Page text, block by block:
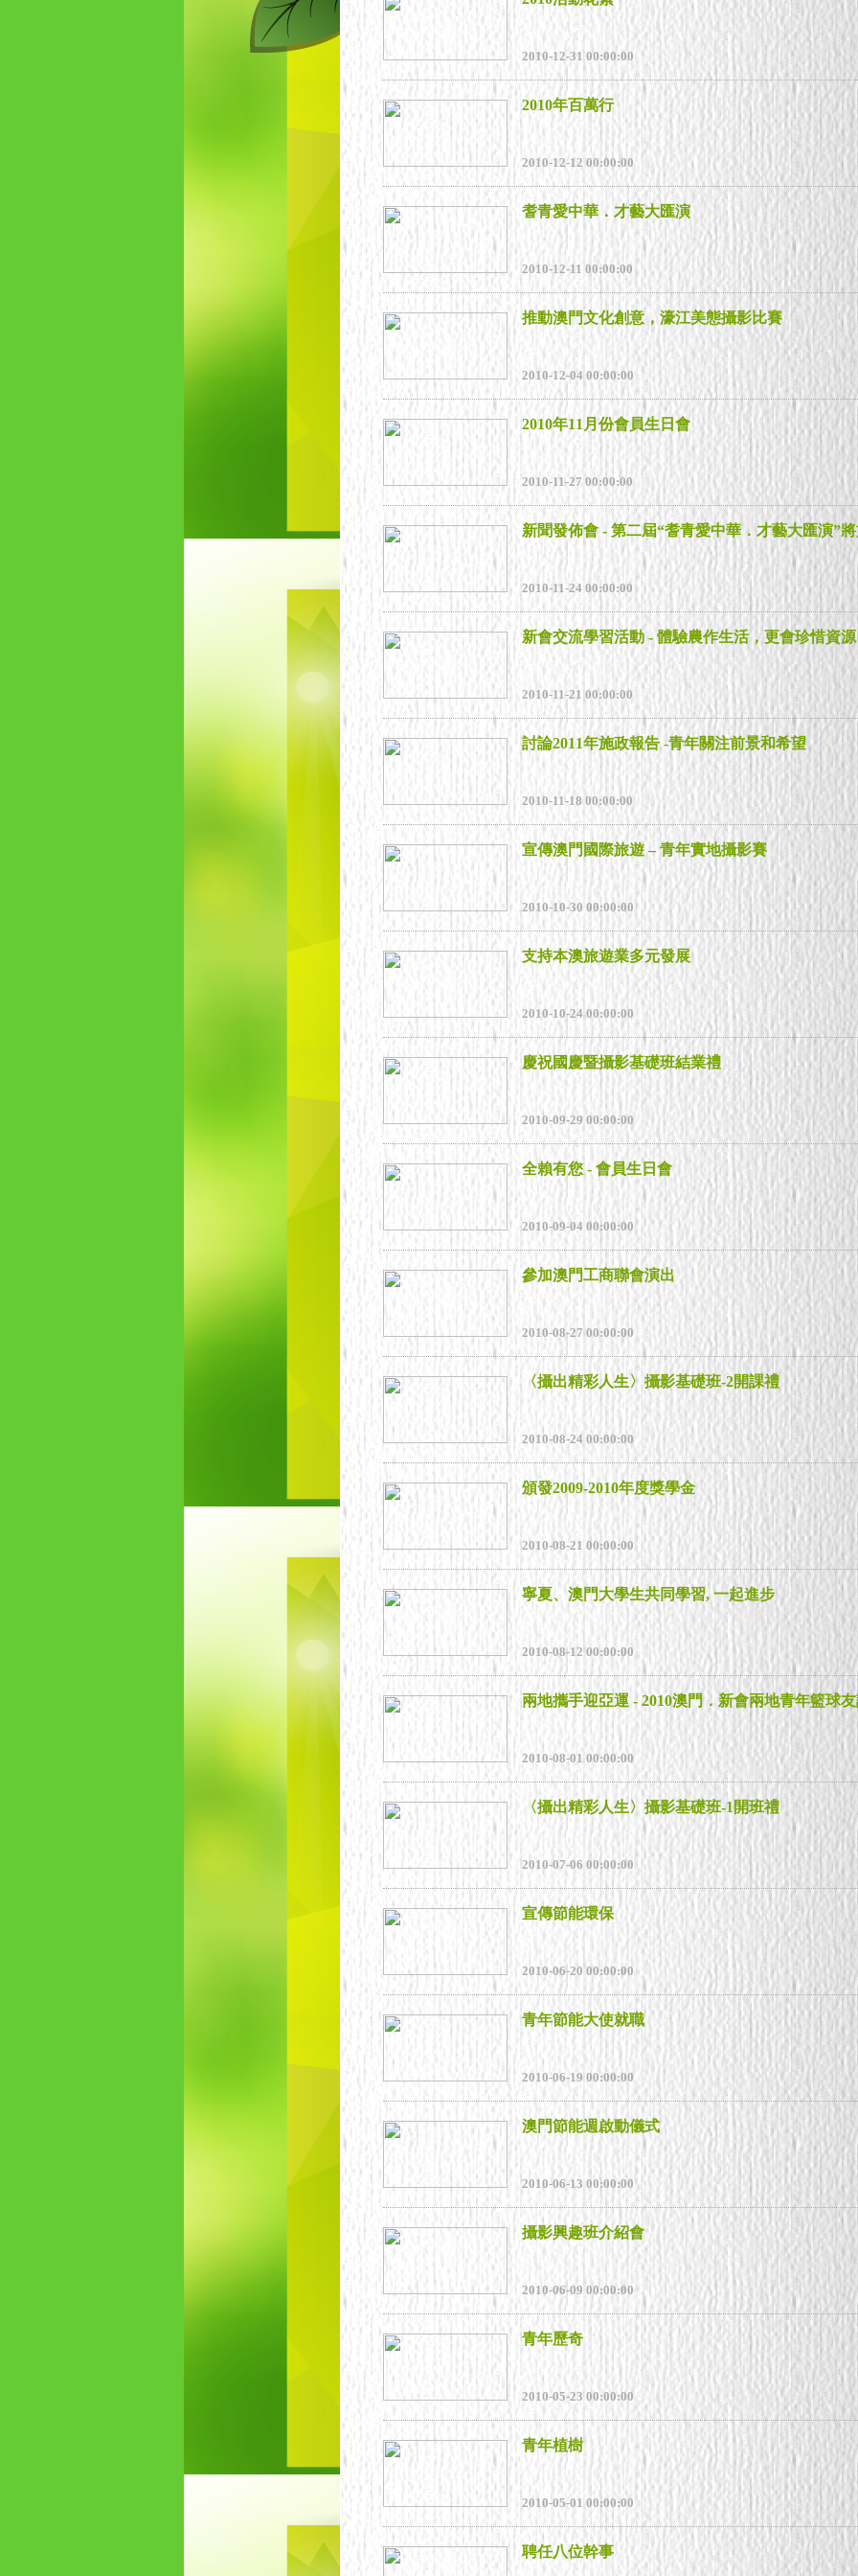
2010-12-31 00:00:00
2010年百萬行
2010-12-12 00:00:00
耆青愛中華．才藝大匯演
2010-12-11 00:00:00
推動澳門文化創意，濠江美態攝影比賽
2010-12-04 00:00:00
2010年11月份會員生日會
2010-11-27 00:00:00
2010-11-24 00:00:00
新會交流學習活動 - 體驗農作生活，更會珍惜資源
2010-11-21 00:00:00
討論2011年施政報告 -青年關注前景和希望
2010-11-18 00:00:00
宣傳澳門國際旅遊 – 青年實地攝影賽
2010-10-30 00:00:00
支持本澳旅遊業多元發展
2010-10-24 00:00:00
慶祝國慶暨攝影基礎班結業禮
2010-09-29 00:00:00
全賴有您 - 會員生日會
2010-09-04 00:00:00
參加澳門工商聯會演出
2010-08-27 00:00:00
〈攝出精彩人生〉攝影基礎班-2開課禮
2010-08-24 00:00:00
頒發2009-2010年度獎學金
2010-08-21 00:00:00
寧夏、澳門大學生共同學習, 一起進步
2010-08-12 00:00:00
兩地攜手迎亞運 - 2010澳門．新會兩地青年籃球
2010-08-01 00:00:00
〈攝出精彩人生〉攝影基礎班-1開班禮
2010-07-06 00:00:00
宣傳節能環保
2010-06-20 00:00:00
青年節能大使就職
2010-06-19 00:00:00
澳門節能週啟動儀式
2010-06-13 00:00:00
攝影興趣班介紹會
2010-06-09 00:00:00
青年歷奇
2010-05-23 00:00:00
青年植樹
2010-05-01 00:00:00
聘任八位幹事